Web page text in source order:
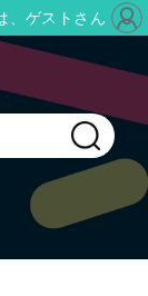
、ゲストさん